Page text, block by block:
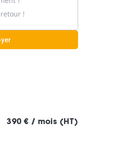
390 € / mois (HT)